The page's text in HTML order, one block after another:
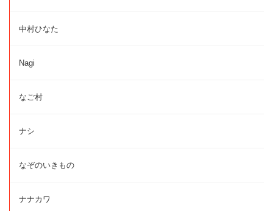
中村ひなた
Nagi
なご村
ナシ
なぞのいきもの
ナナカワ